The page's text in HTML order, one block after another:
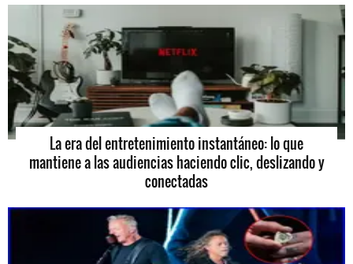
La era del entretenimiento instantáneo: lo que
mantiene a las audiencias haciendo clic, deslizando y
conectadas